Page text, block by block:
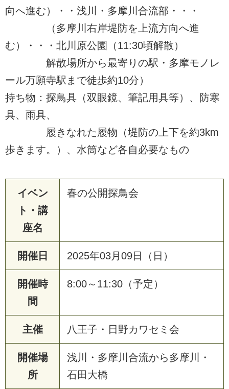
向へ進む）・・浅川・多摩川合流部・・・
（多摩川右岸堤防を上流方向へ進
む）・・・北川原公園（11:30頃解散）
解散場所から最寄りの駅・多摩モノレ
ール万願寺駅まで徒歩約10分）
持ち物：探鳥具（双眼鏡、筆記用具等）、防寒
具、雨具、
履きなれた履物（堤防の上下を約3km
歩きます。）、水筒など各自必要なもの
イベン
ト・講
座名
春の公開探鳥会
開催日 2025年03月09日（日）
開催時
間
8:00～11:30（予定）
主催 八王子・日野カワセミ会
開催場
所
浅川・多摩川合流から多摩川・
石田大橋